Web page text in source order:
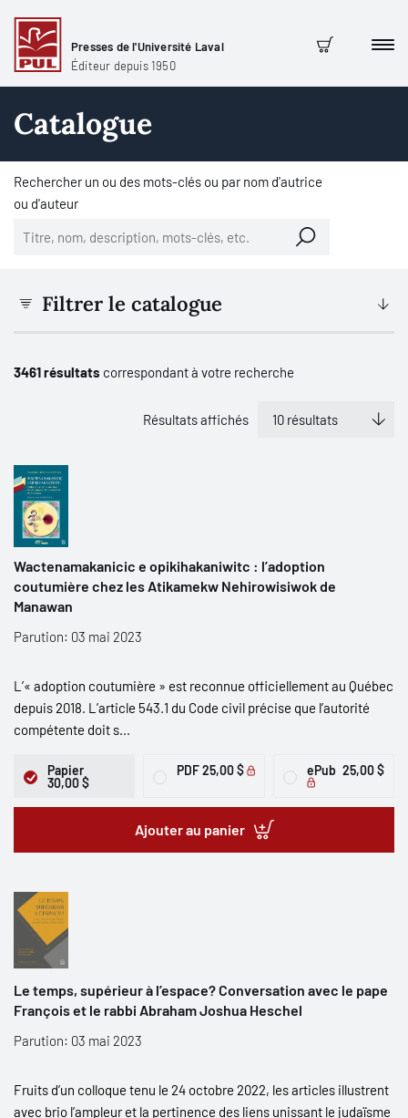
Presses de l'Université Laval
Éditeur depuis 1950
Panier
Catalogue
Rechercher un ou des mots-clés ou par nom d'autrice
ou d'auteur
Filtrer le catalogue
3461 résultats correspondant à votre recherche
Résultats affichés
Wactenamakanicic e opikihakaniwitc : l’adoption
coutumière chez les Atikamekw Nehirowisiwok de
Manawan
Parution: 03 mai 2023
L’« adoption coutumière » est reconnue officiellement au Québec
depuis 2018. L’article 543.1 du Code civil précise que l’autorité
compétente doit s...
Papier
30,00 $
PDF25,00 $ ePub 25,00 $
Ajouter au panier
Le temps, supérieur à l’espace? Conversation avec le pape
François et le rabbi Abraham Joshua Heschel
Parution: 03 mai 2023
Fruits d’un colloque tenu le 24 octobre 2022, les articles illustrent
avec brio l’ampleur et la pertinence des liens unissant le judaïsme